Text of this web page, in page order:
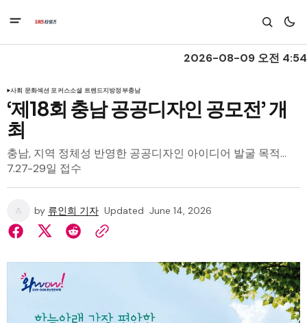
2026-08-09 오전 4:54
사회 문화섹션 포커스소셜 트렌드지방정부충남
‘제18회 충남 공공디자인 공모전’ 개
최
충남, 지역 정체성 반영한 공공디자인 아이디어 발굴 목적…
7.27-29일 접수
by 류인희 기자 Updated June 14, 2026